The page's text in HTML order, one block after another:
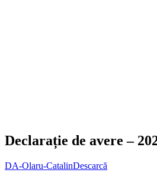
Declarație de avere –
DA-Olaru-CatalinDescarcă